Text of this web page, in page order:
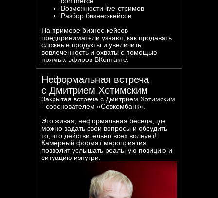
Возможности live-стримов
Разбор бизнес-кейсов
На примере бизнес-кейсов
предприниматели узнают, как продавать
сложные продукты и увеличить
вовлеченность и охваты с помощью
прямых эфиров ВКонтакте.
Неформальная встреча
с Дмитрием Хотимским
Закрытая встреча с Дмитрием Хотимским
- сооснователем «Совкомбанк».
Это живая, неформальная беседа, где
можно задать свои вопросы и обсудить
то, что действительно всех волнует!
Камерный формат мероприятия
позволит услышать реальную позицию и
ситуацию изнутри.
СЕНТЯБРЬ